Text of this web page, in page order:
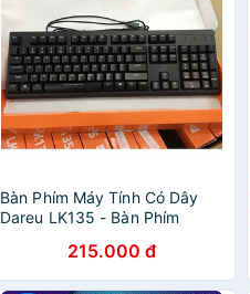
Bàn Phím Máy Tính Có Dây
Dareu LK135 - Bàn Phím
215.000 đ